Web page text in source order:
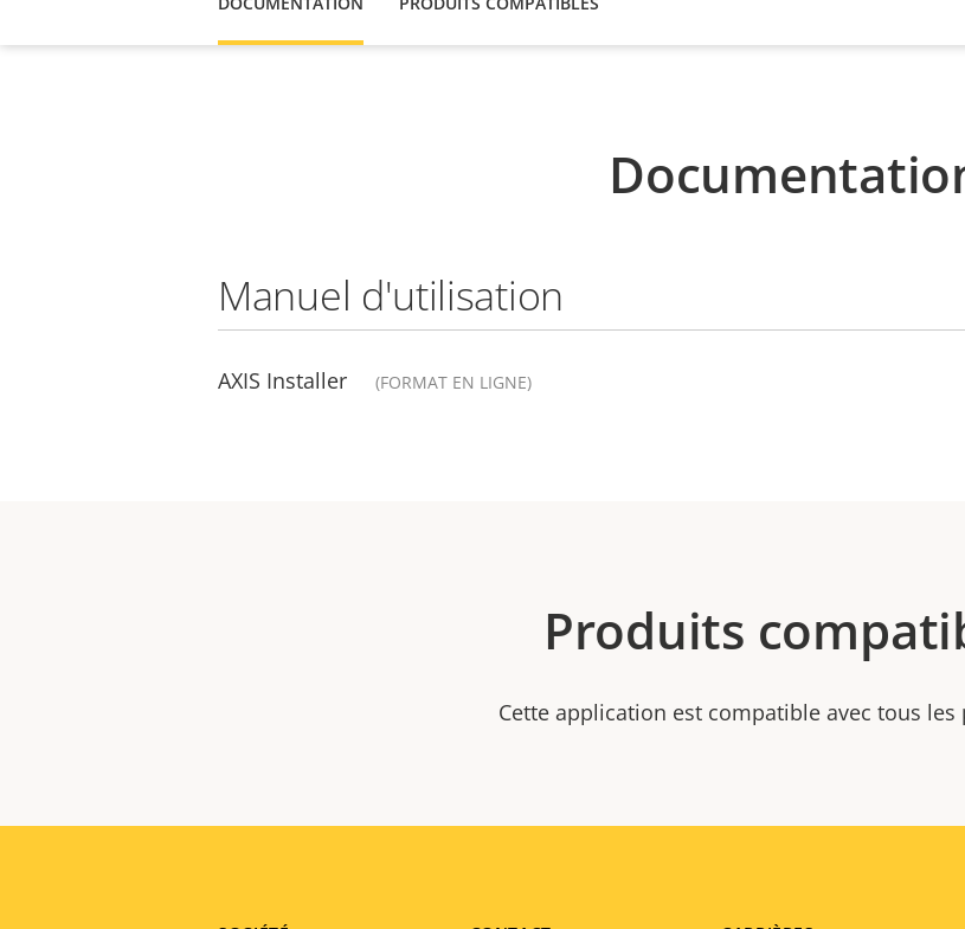
Manuel d'utilisation
AXIS Installer (FORMAT EN LIGNE)
Produits
Cette application est compatible avec tous les